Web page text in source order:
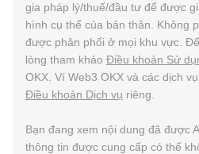
gia pháp lý/thuế/đầu tư để được
hình cụ thể của bản thân. Không
được phân phối ở mọi khu vực.
lòng tham khảo Điều khoản Sử
OKX. Ví Web3 OKX và các dịch
Điều khoản Dịch vụ riêng.
Bạn đang xem nội dung đã được
thông tin được cung cấp có thể